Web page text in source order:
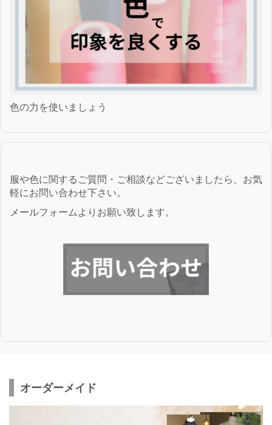
色の力を使いましょう
服や色に関するご質問・ご相談などございましたら、お気
軽にお問い合わせ下さい。
メールフォームよりお願い致します。
オーダーメイド